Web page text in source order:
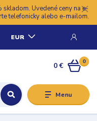
Uvedené ceny na e-
telefonicky alebo e-mailom.
Menu
EUR
0
0 €